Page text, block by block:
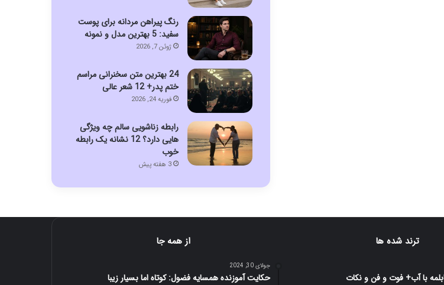
رنگ پیراهن مردانه برای پوست
سفید: 5 بهترین مدل و نمونه
ژوئن 7, 2026
24 بهترین متن سخنرانی مراسم
ختم پدر+ 12 شعر عالی
فوریه 24, 2026
رابطه زناشویی سالم چه ویژگی
هایی دارد؟ 12 نشانه یک رابطه
خوب
3 هفته پیش
ترند شده ها
با آب+ فوت و فن و نکات
از همه جا
جولای 30, 2024
حکایت آموزنده همسایه فضول: کوتاه اما بسیار زیبا